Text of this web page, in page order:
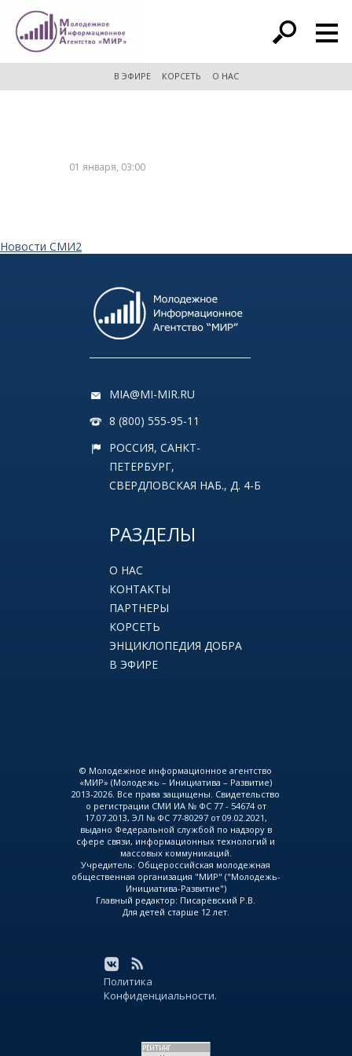
расширенный поиск
В ЭФИРЕ КОРСЕТЬ О НАС
01 января, 03:00
Новости СМИ2
MIA@MI-MIR.RU
8 (800) 555-95-11
РОССИЯ, САНКТ-
ПЕТЕРБУРГ,
СВЕРДЛОВСКАЯ НАБ., Д. 4-Б
РАЗДЕЛЫ
О НАС
КОНТАКТЫ
ПАРТНЕРЫ
КОРСЕТЬ
ЭНЦИКЛОПЕДИЯ ДОБРА
В ЭФИРЕ
© Молодежное информационное агентство
«МИР» (Молодежь – Инициатива – Развитие)
2013-2026. Все права защищены. Свидетельство
о регистрации СМИ ИА № ФС 77 - 54674 от
17.07.2013, ЭЛ № ФС 77-80297 от 09.02.2021,
выдано Федеральной службой по надзору в
сфере связи, информационных технологий и
массовых коммуникаций.
Учредитель: Общероссийская молодежная
общественная организация "МИР" ("Молодежь-
Инициатива-Развитие")
Главный редактор: Писарёвский Р.В.
Для детей старше 12 лет.
Политика
Конфиденциальности.